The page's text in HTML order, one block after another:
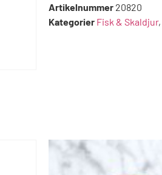
Artikelnummer 20820
Kategorier Fisk & Skaldjur,